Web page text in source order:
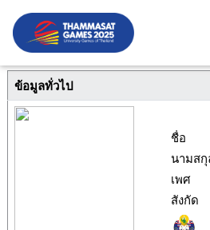
ข้อมูลทั่วไป
ชื่อ
นามสกุ
เพศ
สังกัด